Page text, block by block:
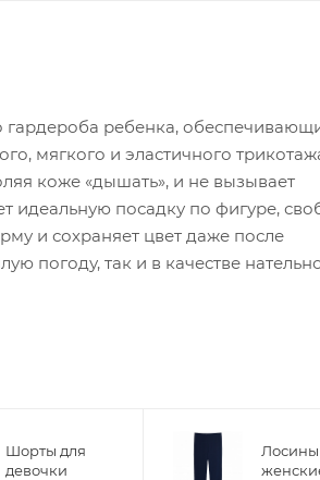
ребенка,
мягкого и эластичного
коже «дышать», и не вызывает
идеальную посадку по фигуре,
и сохраняет цвет даже после
погоду, так и в качестве
Шорты для
девочки
Лосины